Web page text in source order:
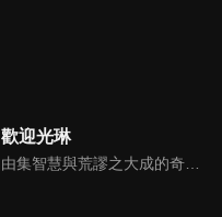
歡迎光琳
由集智慧與荒謬之大成的奇葩大叔-沈玉琳與話鋒大膽的俏麗甜心-范乙霏(Albee)共同主持。餐桌上趣味橫生，檯面下爾虞我詐，五花八門的另類話題，層出不窮的驚奇爆點，此起彼落的嘻笑怒罵聲道盡人生悲歡離合。邊吃邊聊，將美味與趣味完美結合的吃播新模式。歡迎光琳，敬邀您大駕觀琳！